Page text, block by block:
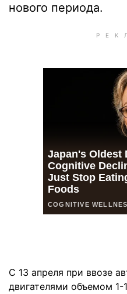
нового периода.
С 13 апреля при ввозе
двигателями объемом 1-